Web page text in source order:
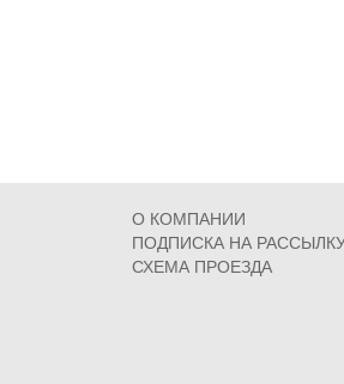
О КОМПАНИИ
ПОДПИСКА НА
СХЕМА ПРОЕЗДА